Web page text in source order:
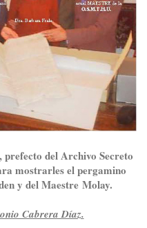
prefecto del Archivo Secreto
mostrarles el pergamino
y del Maestre Molay.
Cabrera Díaz.